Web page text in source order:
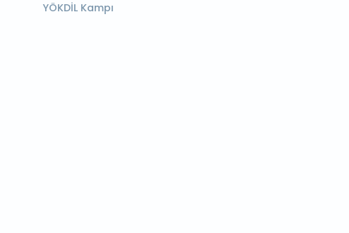
YÖKDİL Kampı